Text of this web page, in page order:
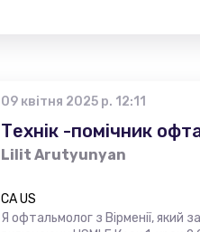
09 квітня 2025 р. 12:11
Технік -помічник
Lilit Arutyunyan
CA US
Я офтальмолог з Вірменії, який